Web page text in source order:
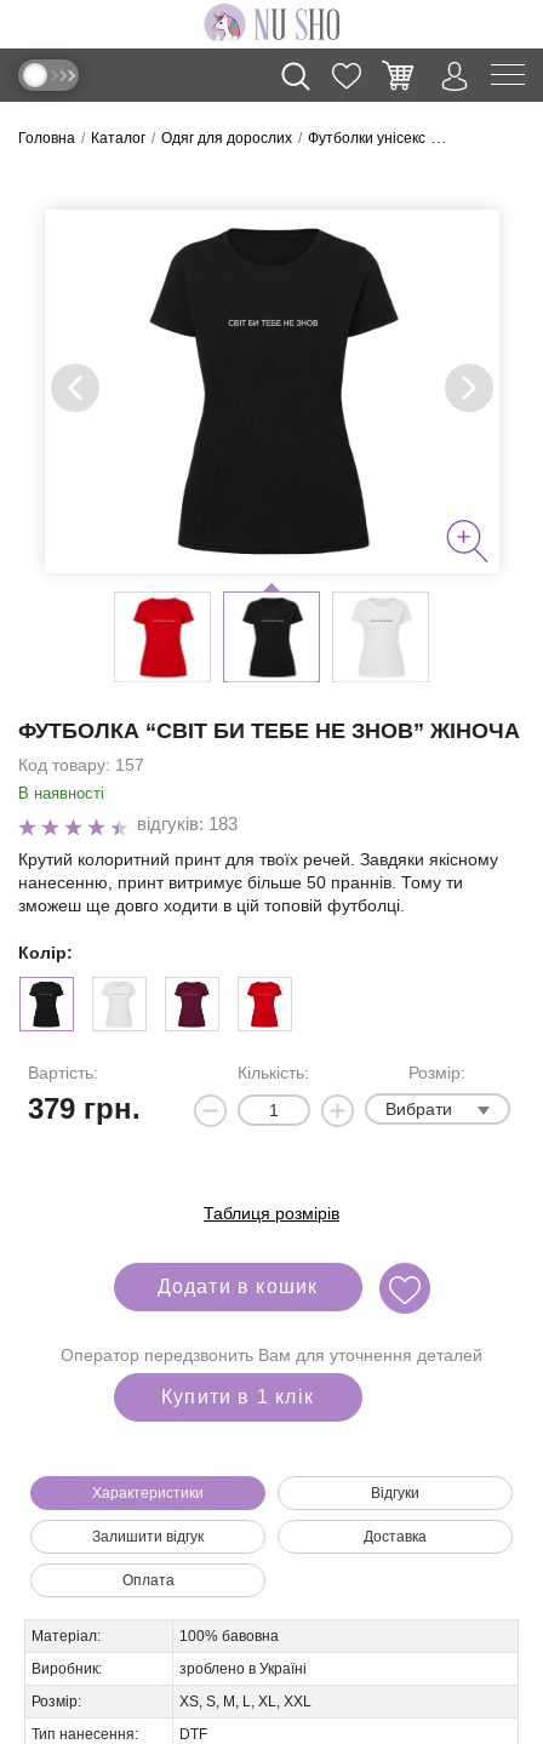
Головна Каталог Одяг для дорослих Футболки унісекс Футболка
ФУТБОЛКА “СВІТ БИ ТЕБЕ НЕ ЗНОВ” ЖІНОЧА
Код товару: 157
В наявності
відгуків: 183
Крутий колоритний принт для твоїх речей. Завдяки якісному
нанесенню, принт витримує більше 50 праннів. Тому ти
зможеш ще довго ходити в цій топовій футболці.
Колір:
Вартість:
379грн.
Кількість:
Розмір:
Вибрати
Таблиця розмірів
Додати в кошик
Оператор передзвонить Вам для уточнення деталей
Купити в 1 клік
Характеристики Відгуки
Залишити відгук Доставка
Оплата
Матеріал:
100% бавовна
Виробник:
зроблено в Україні
Розмір:
XS, S, M, L, XL, XXL
Тип нанесення:
DTF
Ми зателефонуємо вам на номер: